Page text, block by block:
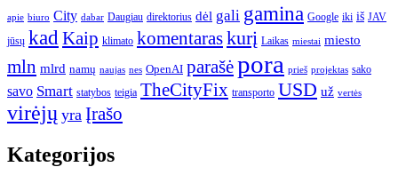
apie biuro City dabar Daugiau direktorius dėl gali gamina Google iki iš JAV
jūsų kad Kaip klimato komentaraskurį Laikas miestai miesto
mln mlrd namų naujas nes OpenAI parašėpora prieš projektas sako
savo Smart statybos teigia TheCityFix transporto USD už vertės
virėjų yra Įrašo
Kategorijos